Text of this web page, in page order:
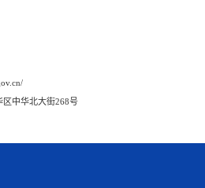
区中华北大街268号